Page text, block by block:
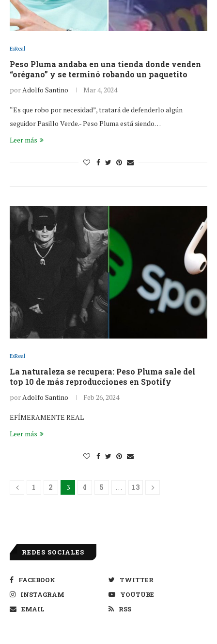
EsReal
Peso Pluma andaba en una tienda donde venden
“orégano” y se terminó robando un paquetito
porAdolfo Santino Mar 4, 2024
“Es que robo por necesidad”, tratará de defenderlo algún
seguidor Pasillo Verde.- Peso Pluma está siendo…
Leer más
EsReal
La naturaleza se recupera: Peso Pluma sale del
top 10 de más reproducciones en Spotify
porAdolfo Santino Feb 26, 2024
EFÍMERAMENTE REAL
Leer más
1 2 3 4 5 … 13
REDES SOCIALES
FACEBOOK
TWITTER
INSTAGRAM
YOUTUBE
EMAIL
RSS